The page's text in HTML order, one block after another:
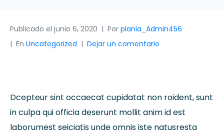
Publicado el junio 6, 2020 Por plania_Admin456
En Uncategorized Dejar un comentario
Dcepteur sint occaecat cupidatat non roident, sunt
in culpa qui officia deserunt mollit anim id est
laborumest seiciatis unde omnis iste natusresta